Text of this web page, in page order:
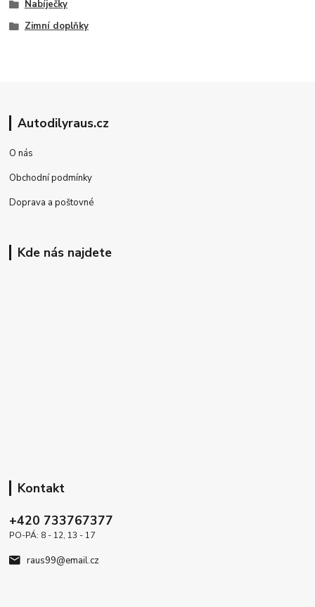
Nabíječky
Zimní doplňky
Autodilyraus.cz
O nás
Obchodní podmínky
Doprava a poštovné
Kde nás najdete
Kontakt
+420 733767377
PO-PÁ: 8 - 12, 13 - 17
raus99@email.cz